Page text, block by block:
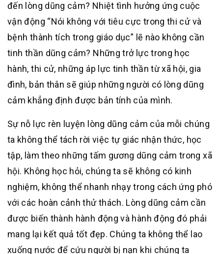
đến lòng dũng cảm? Nhiệt tình hưởng ứng cuộc
vận động “Nói không với tiêu cực trong thi cử và
bệnh thành tích trong giáo dục” lẽ nào không cần
tinh thần dũng cảm? Những trở lực trong học
hành, thi cử, những áp lực tinh thần từ xã hội, gia
đình, bản thân sẽ giúp những người có lòng dũng
cảm khẳng định được bản tính của mình.
Sự nỗ lực rèn luyện lòng dũng cảm của mỗi chúng
ta không thể tách rời việc tự giác nhận thức, học
tập, làm theo những tấm gương dũng cảm trong xã
hội. Không học hỏi, chúng ta sẽ không có kinh
nghiệm, không thể nhanh nhạy trong cách ứng phó
với các hoàn cảnh thử thách. Lòng dũng cảm cần
được biến thành hành động và hành động đó phải
mang lại kết quả tốt đẹp. Chúng ta không thể lao
xuống nước để cứu người bị nạn khi chúng ta